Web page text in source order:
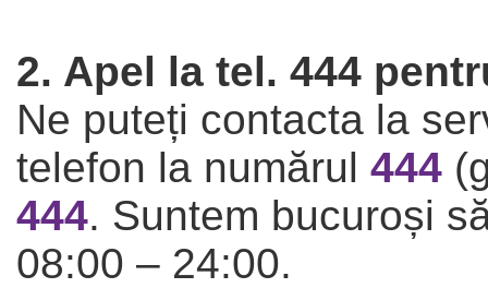
2. Apel la tel. 444
Ne puteți contacta la
telefon la numărul 444
444. Suntem bucuroși
08:00 – 24:00.